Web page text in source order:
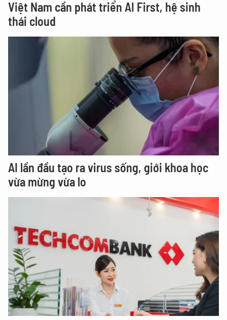
Việt Nam cần phát triển AI First, hệ sinh
thái cloud
AI lần đầu tạo ra virus sống, giới khoa học
vừa mừng vừa lo